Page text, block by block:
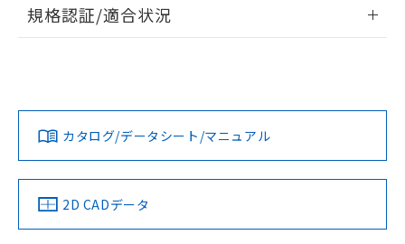
ログイン/会員登録
ダウンロードデータをご利用いただく前に、以下を必ずお読
みください。
ソフトウェアの使用条件
EU RoHS 注意事項・凡例
対応済み
中国 RoHS 注意事項・凡例
規格認証/適合状況
LR型式承認
（イギリス
船舶規格）
DNV型式承認
（ノルウェー
BV型式承認
（フランス
KR型式
（韓国
No No No No
カタログ/データシート/マニュアル
2D CADデータ